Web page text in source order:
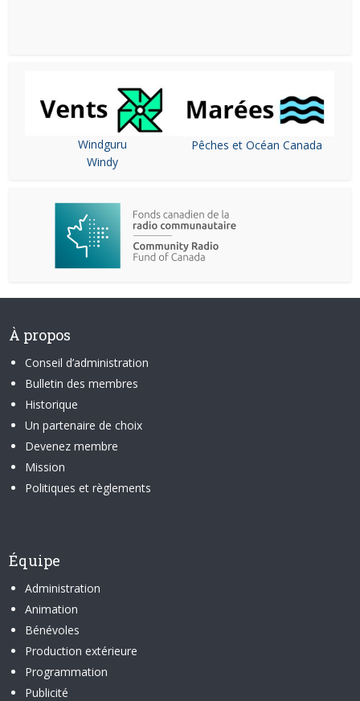
Windguru
Windy
Pêches et Océan Canada
À propos
Conseil d’administration
Bulletin des membres
Historique
Un partenaire de choix
Devenez membre
Mission
Politiques et règlements
Équipe
Administration
Animation
Bénévoles
Production extérieure
Programmation
Publicité